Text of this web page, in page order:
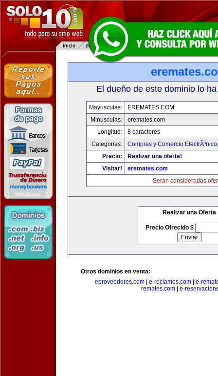
El dueño de este dominio lo
Mayusculas:
EREMATES.COM
Minusculas:
eremates.com
Longitud:
8 caracteres
Categorias:
Compras y Comercio ElectrÃ³nico
Precio:
Realizar una oferta!
Visitar!
eremates.com
Serán consideradas
Realizar una Oferta
Precio Ofrecido $
Otros dominios en venta:
eproveedores.com
e-reclamos.com
e-
remates.com| e-